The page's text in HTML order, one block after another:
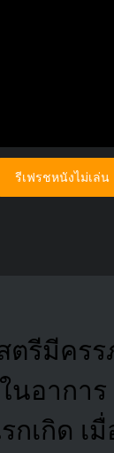
รีเฟรชหนังไม่เล่น
ตรีมีคร
นอาการ
กเกิด เ